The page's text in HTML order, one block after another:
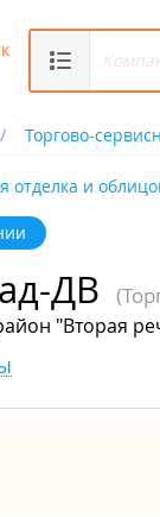
Торгово-
отделка и
ДВ
"Вторая